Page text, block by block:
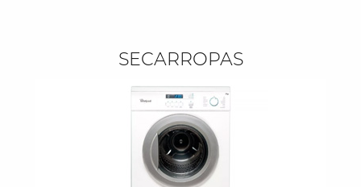
SECARROPAS